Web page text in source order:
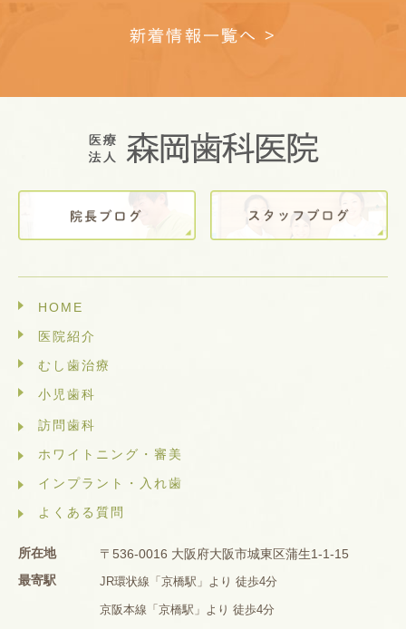
新着情報一覧へ >
HOME
医院紹介
むし歯治療
小児歯科
訪問歯科
ホワイトニング・審美
インプラント・入れ歯
よくある質問
所在地
〒536-0016 大阪府大阪市城東区蒲生1-1-15
最寄駅
JR環状線「京橋駅」より 徒歩4分
京阪本線「京橋駅」より 徒歩4分